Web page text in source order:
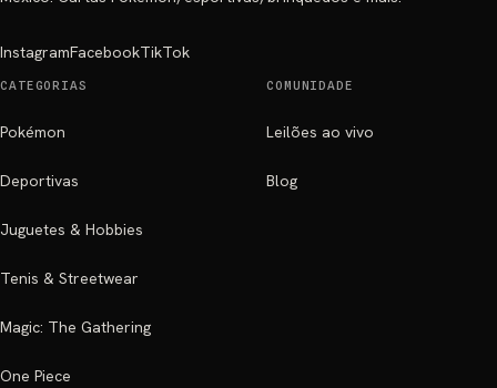
InstagramFacebookTikTok
CATEGORIAS
Pokémon
Deportivas
Juguetes & Hobbies
Tenis & Streetwear
Magic: The Gathering
One Piece
COMUNIDADE
Leilões ao vivo
Blog